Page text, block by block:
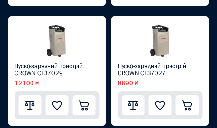
Пуско-зарядний пристрій
CROWN CT37029
12100 ₴
Пуско-зарядний пристрій
CROWN CT37027
8890 ₴